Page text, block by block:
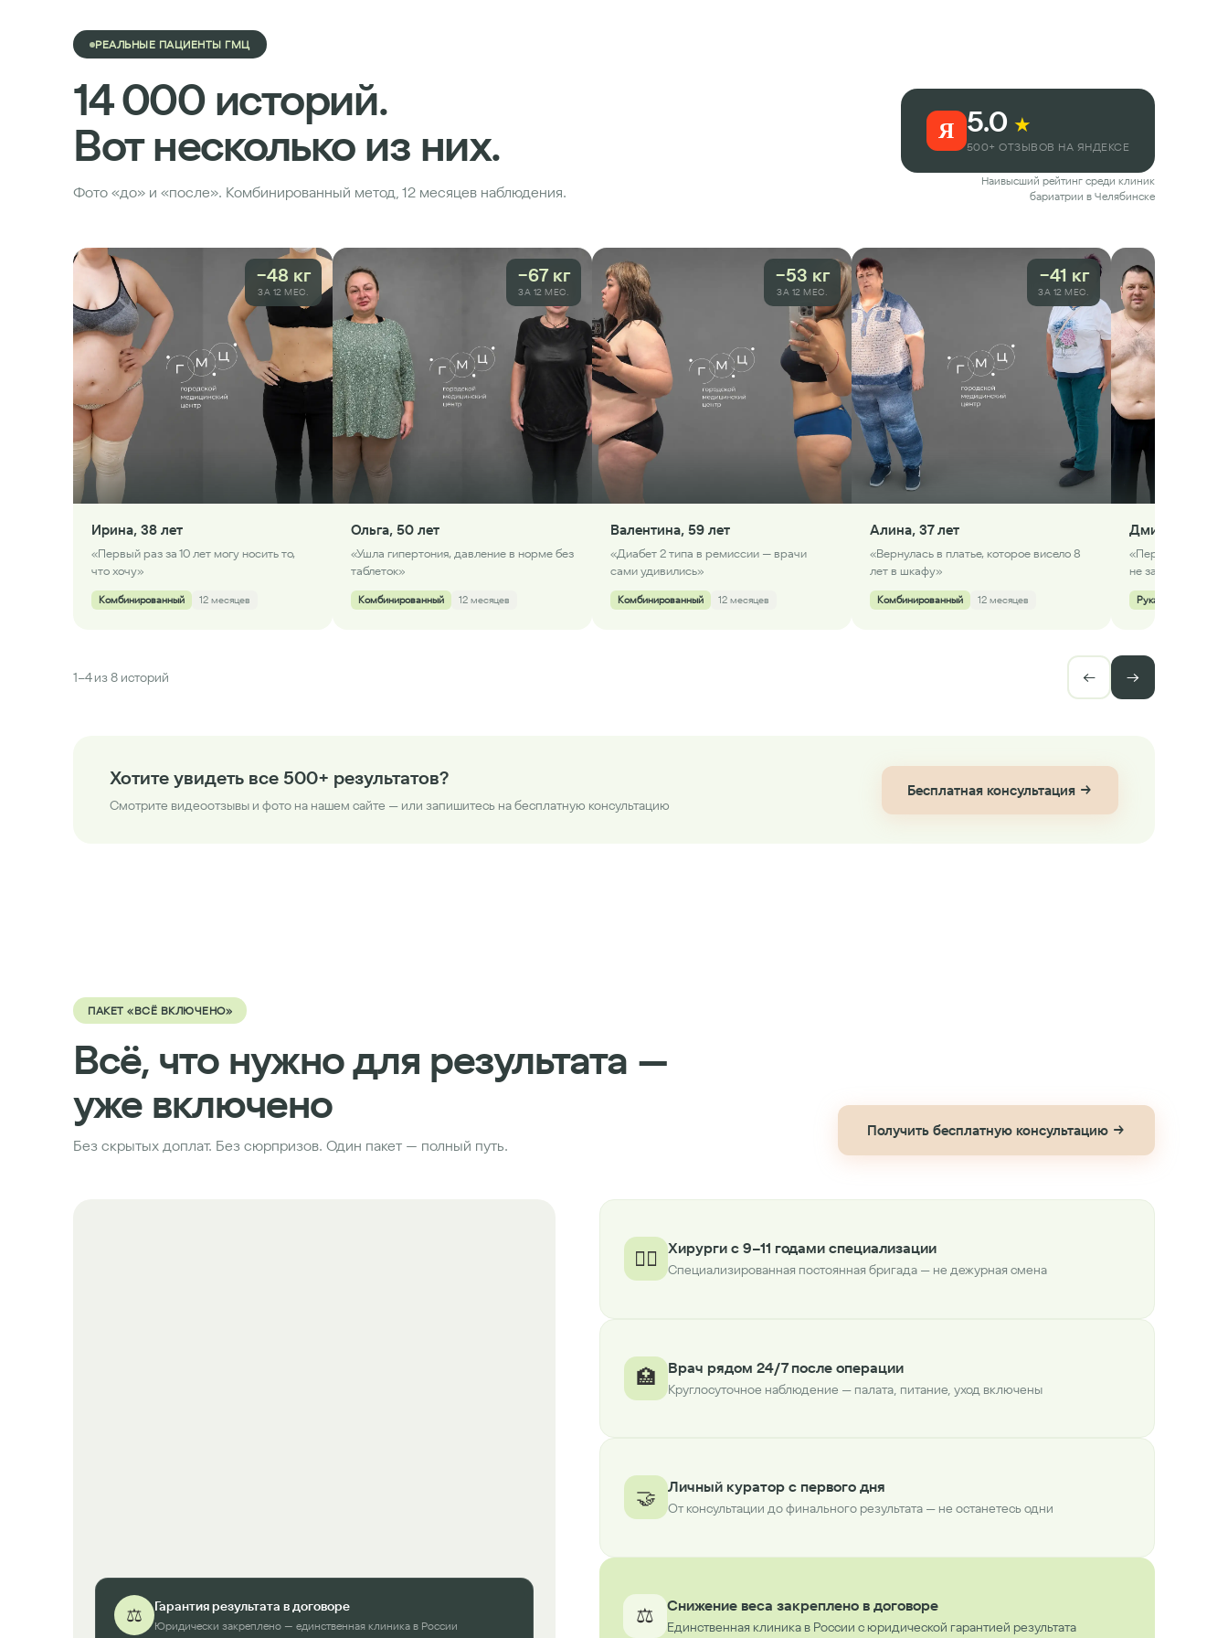
РЕАЛЬНЫЕ ПАЦИЕНТЫ ГМЦ
14 000 историй.
Вот несколько из них.
Фото «до» и «после». Комбинированный метод, 12 месяцев наблюдения.
Я 5.0 ★
500+ ОТЗЫВОВ НА ЯНДЕКСЕ
Наивысший рейтинг среди клиник
бариатрии в Челябинске
−48 кг
ЗА 12 МЕС.
Ирина, 38 лет
«Первый раз за 10 лет могу носить то,
что хочу»
Комбинированный 12 месяцев
−67 кг
ЗА 12 МЕС.
Ольга, 50 лет
«Ушла гипертония, давление в норме без
таблеток»
Комбинированный 12 месяцев
−53 кг
ЗА 12 МЕС.
Валентина, 59 лет
«Диабет 2 типа в ремиссии — врачи
сами удивились»
Комбинированный 12 месяцев
−41 кг
ЗА 12 МЕС.
Алина, 37 лет
«Вернулась в платье, которое висело 8
лет в шкафу»
Комбинированный 12 месяцев
Дмитрий, 45
«Первый раз в
не запыхался»
Рукавная резекция
1–4из 8 историй ← →
Хотите увидеть все 500+ результатов?
Смотрите видеоотзывы и фото на нашем сайте — или запишитесь на бесплатную консультацию
Бесплатная консультация →
ПАКЕТ «ВСЁ ВКЛЮЧЕНО»
Всё, что нужно для результата —
уже включено
Без скрытых доплат. Без сюрпризов. Один пакет — полный путь.
Получить бесплатную консультацию →
⚖️ Гарантия результата в договоре
Юридически закреплено — единственная клиника в России
👨‍⚕️ Хирурги с 9–11 годами специализации
Специализированная постоянная бригада — не дежурная смена
🏥 Врач рядом 24/7 после операции
Круглосуточное наблюдение — палата, питание, уход включены
🤝 Личный куратор с первого дня
От консультации до финального результата — не останетесь одни
⚖️ Снижение веса закреплено в договоре
Единственная клиника в России с юридической гарантией результата